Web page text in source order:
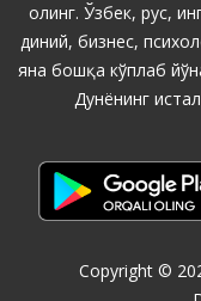
олинг. Ўзбек, рус,
диний, бизнес,
яна бошқа кўплаб
Дунёнинг
Copyright ©